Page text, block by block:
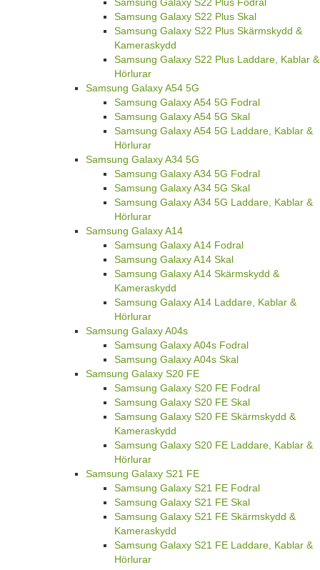
Samsung Galaxy S22 Plus Fodral
Samsung Galaxy S22 Plus Skal
Samsung Galaxy S22 Plus Skärmskydd &
Kameraskydd
Samsung Galaxy S22 Plus Laddare, Kablar &
Hörlurar
Samsung Galaxy A54 5G
Samsung Galaxy A54 5G Fodral
Samsung Galaxy A54 5G Skal
Samsung Galaxy A54 5G Laddare, Kablar &
Hörlurar
Samsung Galaxy A34 5G
Samsung Galaxy A34 5G Fodral
Samsung Galaxy A34 5G Skal
Samsung Galaxy A34 5G Laddare, Kablar &
Hörlurar
Samsung Galaxy A14
Samsung Galaxy A14 Fodral
Samsung Galaxy A14 Skal
Samsung Galaxy A14 Skärmskydd &
Kameraskydd
Samsung Galaxy A14 Laddare, Kablar &
Hörlurar
Samsung Galaxy A04s
Samsung Galaxy A04s Fodral
Samsung Galaxy A04s Skal
Samsung Galaxy S20 FE
Samsung Galaxy S20 FE Fodral
Samsung Galaxy S20 FE Skal
Samsung Galaxy S20 FE Skärmskydd &
Kameraskydd
Samsung Galaxy S20 FE Laddare, Kablar &
Hörlurar
Samsung Galaxy S21 FE
Samsung Galaxy S21 FE Fodral
Samsung Galaxy S21 FE Skal
Samsung Galaxy S21 FE Skärmskydd &
Kameraskydd
Samsung Galaxy S21 FE Laddare, Kablar &
Hörlurar